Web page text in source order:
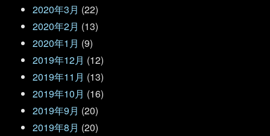
2020年3月 (22)
2020年2月 (13)
2020年1月 (9)
2019年12月 (12)
2019年11月 (13)
2019年10月 (16)
2019年9月 (20)
2019年8月 (20)